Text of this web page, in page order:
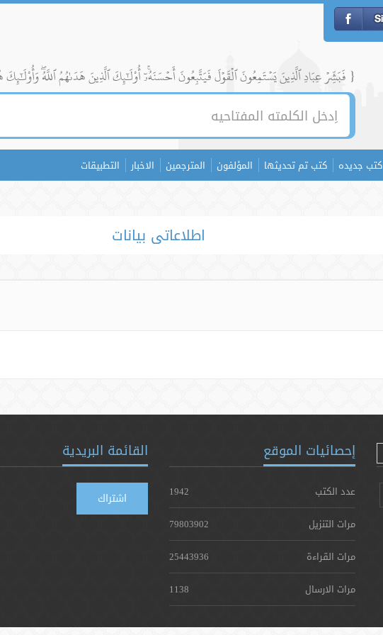
{ فَبَشِّرۡ عِبَادِ ٱلَّذِينَ يَسۡتَمِعُونَ ٱلۡقَوۡلَ فَيَتَّبِعُونَ أَحۡسَنَهُۥٓۚ أُوْلَٰٓئِكَ ٱلَّذِينَ هَدَىٰهُمُ ٱللَّهُۖ وَأُوْلَٰٓئِكَ
كتب جديده كتب تم تحديثها المؤلفون المترجمين الاخبار التطبيقات
اطلاعاتی بیانات
إحصائيات الموقع
عدد الكتب
1942
مرات التنزيل
79803902
مرات القراءة
25443936
مرات الارسال
1138
القائمة البريدية
اشتراك